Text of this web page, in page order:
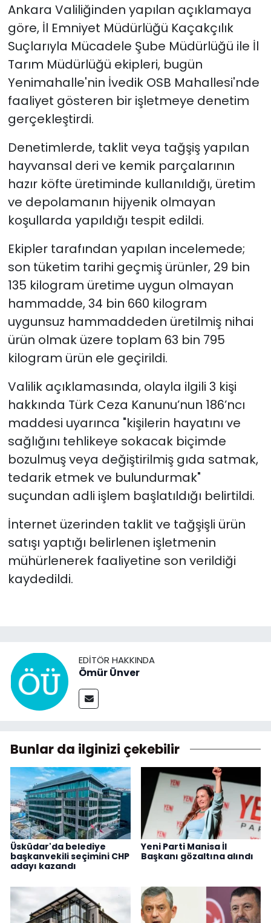
Ankara Valiliğinden yapılan açıklamaya
göre, İl Emniyet Müdürlüğü Kaçakçılık
Suçlarıyla Mücadele Şube Müdürlüğü ile İl
Tarım Müdürlüğü ekipleri, bugün
Yenimahalle'nin İvedik OSB Mahallesi'nde
faaliyet gösteren bir işletmeye denetim
gerçekleştirdi.
Denetimlerde, taklit veya tağşiş yapılan
hayvansal deri ve kemik parçalarının
hazır köfte üretiminde kullanıldığı, üretim
ve depolamanın hijyenik olmayan
koşullarda yapıldığı tespit edildi.
Ekipler tarafından yapılan incelemede;
son tüketim tarihi geçmiş ürünler, 29 bin
135 kilogram üretime uygun olmayan
hammadde, 34 bin 660 kilogram
uygunsuz hammaddeden üretilmiş nihai
ürün olmak üzere toplam 63 bin 795
kilogram ürün ele geçirildi.
Valilik açıklamasında, olayla ilgili 3 kişi
hakkında Türk Ceza Kanunu’nun 186’ncı
maddesi uyarınca "kişilerin hayatını ve
sağlığını tehlikeye sokacak biçimde
bozulmuş veya değiştirilmiş gıda satmak,
tedarik etmek ve bulundurmak"
suçundan adli işlem başlatıldığı belirtildi.
İnternet üzerinden taklit ve tağşişli ürün
satışı yaptığı belirlenen işletmenin
mühürlenerek faaliyetine son verildiği
kaydedildi.
EDITÖR HAKKINDA
Ömür Ünver
Bunlar da ilginizi çekebilir
Üsküdar'da belediye
başkanvekili seçimini CHP
adayı kazandı
Yeni Parti Manisa İl
Başkanı gözaltına alındı